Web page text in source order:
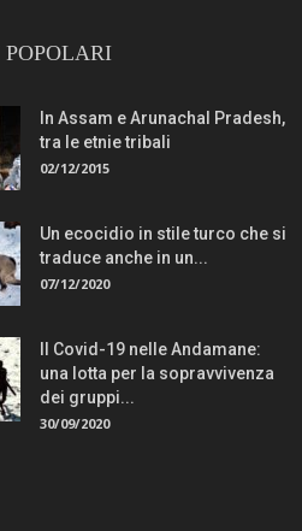
In Assam e Arunachal Pradesh,
tra le etnie tribali
02/12/2015
Un ecocidio in stile turco che si
traduce anche in un...
07/12/2020
Il Covid-19 nelle Andamane:
una lotta per la sopravvivenza
dei gruppi...
30/09/2020